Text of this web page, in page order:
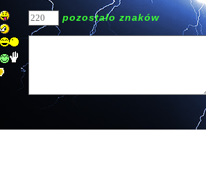
pozostało znaków